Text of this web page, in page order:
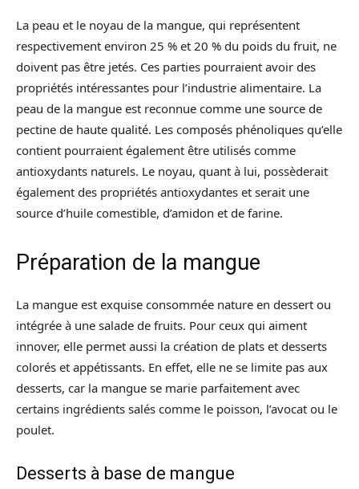
La peau et le noyau de la mangue, qui représentent
respectivement environ 25 % et 20 % du poids du fruit, ne
doivent pas être jetés. Ces parties pourraient avoir des
propriétés intéressantes pour l’industrie alimentaire. La
peau de la mangue est reconnue comme une source de
pectine de haute qualité. Les composés phénoliques qu’elle
contient pourraient également être utilisés comme
antioxydants naturels. Le noyau, quant à lui, possèderait
également des propriétés antioxydantes et serait une
source d’huile comestible, d’amidon et de farine.
Préparation de la mangue
La mangue est exquise consommée nature en dessert ou
intégrée à une salade de fruits. Pour ceux qui aiment
innover, elle permet aussi la création de plats et desserts
colorés et appétissants. En effet, elle ne se limite pas aux
desserts, car la mangue se marie parfaitement avec
certains ingrédients salés comme le poisson, l’avocat ou le
poulet.
Desserts à base de mangue